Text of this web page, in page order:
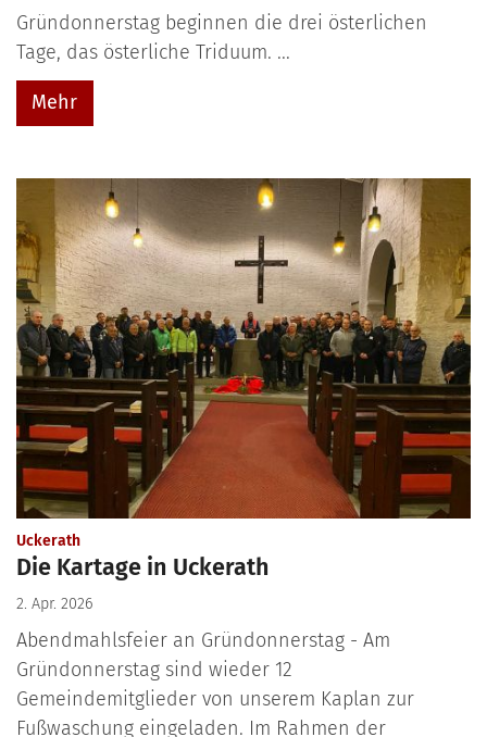
Gründonnerstag beginnen die drei österlichen
Tage, das österliche Triduum. ...
Mehr
Uckerath:
Die Kartage in Uckerath
2. Apr. 2026
Abendmahlsfeier an Gründonnerstag - Am
Gründonnerstag sind wieder 12
Gemeindemitglieder von unserem Kaplan zur
Fußwaschung eingeladen. Im Rahmen der